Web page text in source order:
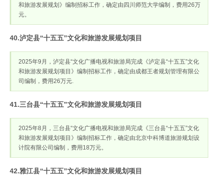
和旅游发展规划》编制招标工作，确定由四川师范大学编制，费用26万
元。
40.泸定县“十五五”文化和旅游发展规划项目
2025年9月，泸定县“文化广播电视和旅游局完成《泸定县“十五五”文化
和旅游发展规划项目》编制招标工作，确定由成都王者规划管理有限公
司编制，费用26万元.
41.三台县“十五五”文化和旅游发展规划项目
2025年8月，三台县“文化广播电视和旅游局完成《三台县“十五五”文化
和旅游发展规划项目》编制招标工作，确定由北京中科博道旅游规划设
计院有限公司编制，费用18万元。
42.雅江县“十五五”文化和旅游发展规划项目